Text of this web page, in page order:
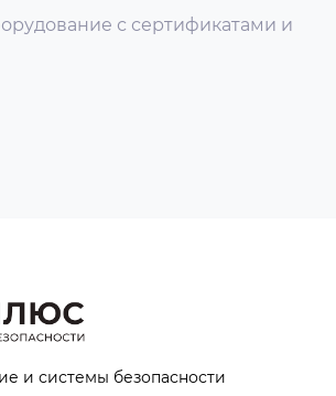
с сертификатами и
и системы безопасности